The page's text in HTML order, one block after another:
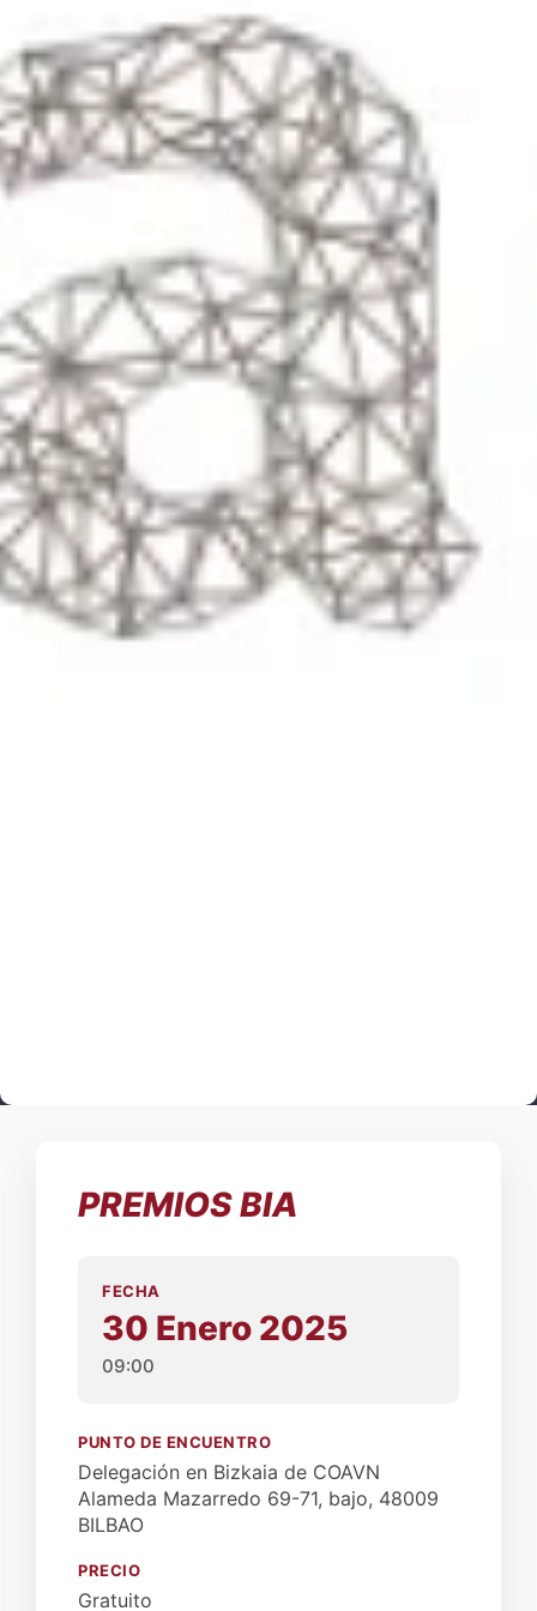
PREMIOS BIA
FECHA
30 Enero 2025
09:00
PUNTO DE ENCUENTRO
Delegación en Bizkaia de COAVN
Alameda Mazarredo 69-71, bajo, 48009
BILBAO
PRECIO
Gratuito